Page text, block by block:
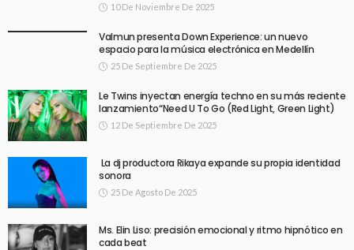
10 De Noviembre De 2025
Valmun presenta Down Experience: un nuevo
espacio para la música electrónica en Medellín
25 De Septiembre De 2025
Le Twins inyectan energía techno en su más reciente
lanzamiento“Need U To Go (Red Light, Green Light)
12 De Septiembre De 2025
La dj productora Rikaya expande su propia identidad
sonora
25 De Agosto De 2025
Ms. Elin Liso: precisión emocional y ritmo hipnótico en
cada beat